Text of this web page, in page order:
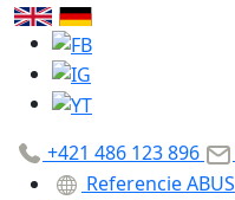
+421 486 123 896
Referencie ABUS